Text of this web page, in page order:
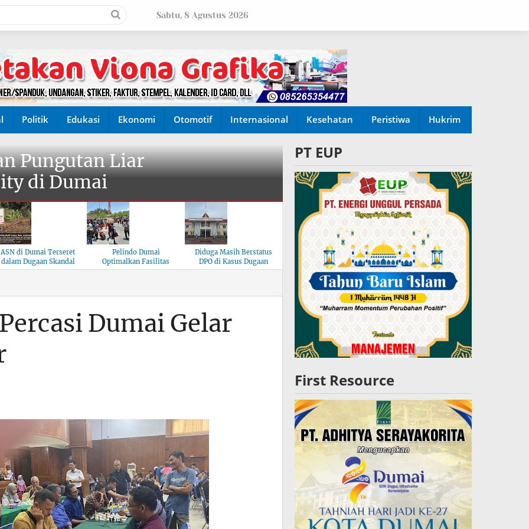
Sabtu, 8 Agustus 2026
Politik Edukasi Ekonomi Otomotif Internasional Kesehatan Peristiwa Hukrim
Pungutan Liar
di Dumai
ASN di Dumai Terseret
dalam Dugaan Skandal
Integritas Aparatur
Pelindo Dumai
Optimalkan Fasilitas
untuk Kenyamanan Arus
Diduga Masih Berstatus
DPO di Kasus Dugaan
Pemalsuan Paspor, Polres
Dumai Gelar
PT EUP
First Resource